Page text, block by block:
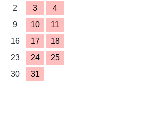
2 3
4
9 10
11
16 17
18
23 24
25
30 31